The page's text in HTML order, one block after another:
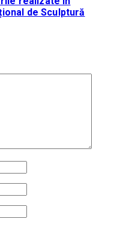
de Sculptură